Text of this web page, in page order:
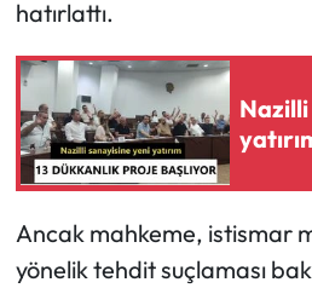
hatırlattı.
Ancak mahkeme, istismar
yönelik tehdit suçlaması